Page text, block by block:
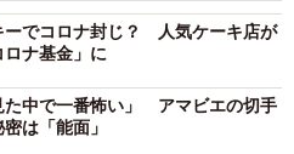
ら一気に1.8万ほどまで増えた
える中、「コロナ禍の外出
ももストレスを抱え、負のス
ーでコロナ封じ？ 人気ケーキ店が
ナ基金」に
た中で一番怖い」 アマビエの切手
は「能面」